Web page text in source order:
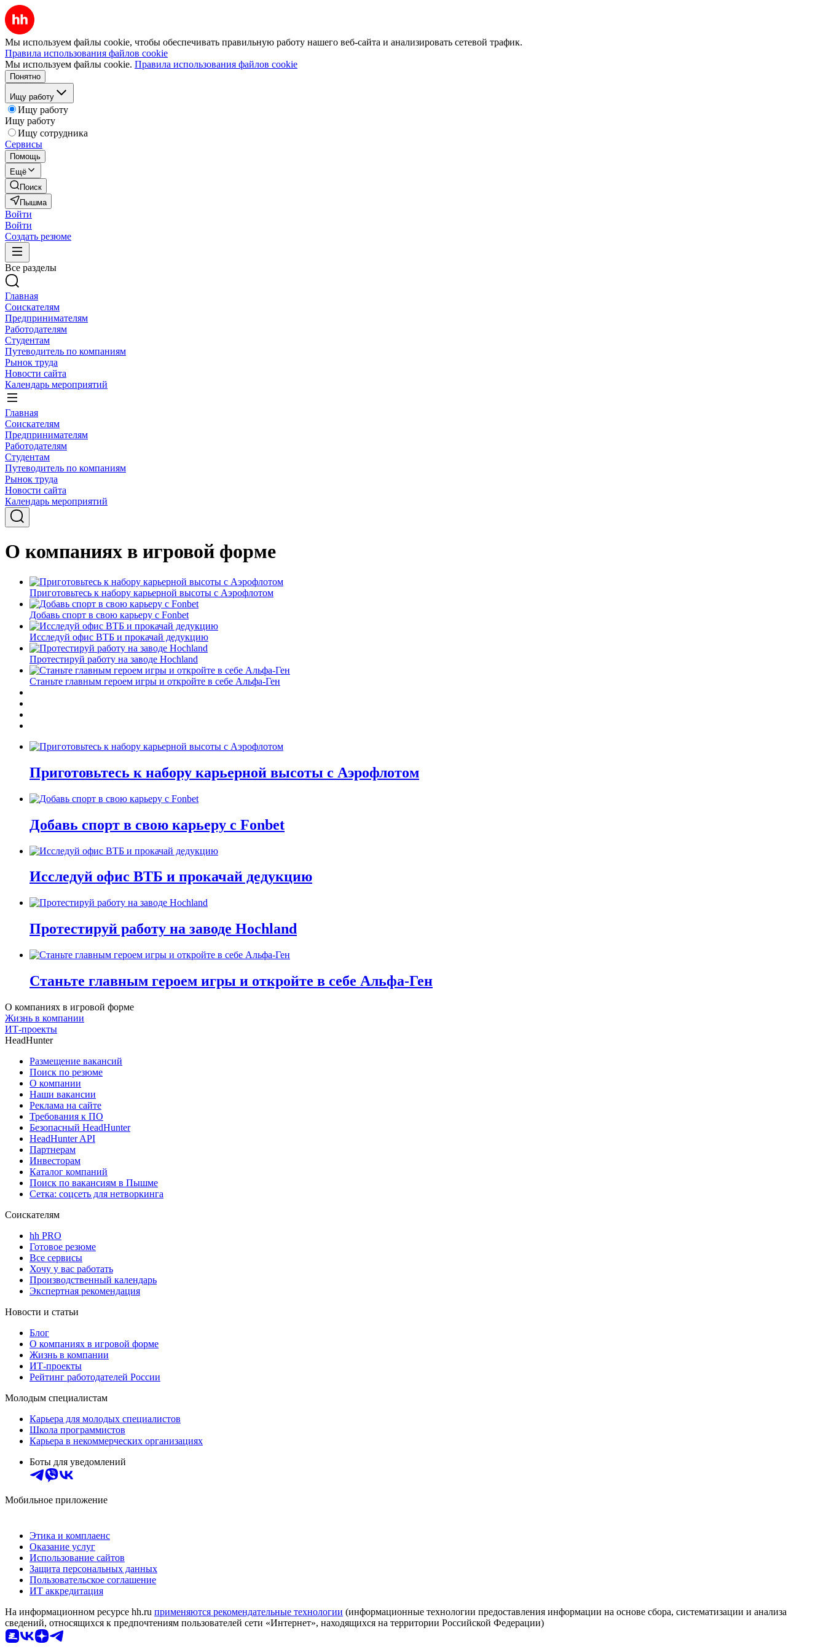
Мы используем файлы cookie, чтобы обеспечивать правильную работу нашего веб-сайта и анализировать сетевой трафик.
Правила использования файлов cookie
Мы используем файлы cookie. Правила использования файлов cookie
Понятно
Ищу работу
Ищу работу
Ищу работу
Ищу сотрудника
Сервисы
Помощь
Ещё
Поиск
Пышма
Войти
Войти
Создать резюме
Все разделы
Главная
Соискателям
Предпринимателям
Работодателям
Студентам
Путеводитель по компаниям
Рынок труда
Новости сайта
Календарь мероприятий
Главная
Соискателям
Предпринимателям
Работодателям
Студентам
Путеводитель по компаниям
Рынок труда
Новости сайта
Календарь мероприятий
О компаниях в игровой форме
Приготовьтесь к набору карьерной высоты с Аэрофлотом
Добавь спорт в свою карьеру с Fonbet
Исследуй офис ВТБ и прокачай дедукцию
Протестируй работу на заводе Hochland
Станьте главным героем игры и откройте в себе Альфа-Ген
Приготовьтесь к набору карьерной высоты с Аэрофлотом
Добавь спорт в свою карьеру с Fonbet
Исследуй офис ВТБ и прокачай дедукцию
Протестируй работу на заводе Hochland
Станьте главным героем игры и откройте в себе Альфа-Ген
О компаниях в игровой форме
Жизнь в компании
ИТ-проекты
HeadHunter
Размещение вакансий
Поиск по резюме
О компании
Наши вакансии
Реклама на сайте
Требования к ПО
Безопасный HeadHunter
HeadHunter API
Партнерам
Инвесторам
Каталог компаний
Поиск по вакансиям в Пышме
Сетка: соцсеть для нетворкинга
Соискателям
hh PRO
Готовое резюме
Все сервисы
Хочу у вас работать
Производственный календарь
Экспертная рекомендация
Новости и статьи
Блог
О компаниях в игровой форме
Жизнь в компании
ИТ-проекты
Рейтинг работодателей России
Молодым специалистам
Карьера для молодых специалистов
Школа программистов
Карьера в некоммерческих организациях
Боты для уведомлений
Мобильное приложение
Этика и комплаенс
Оказание услуг
Использование сайтов
Защита персональных данных
Пользовательское соглашение
ИТ аккредитация
На информационном ресурсе hh.ru применяются рекомендательные технологии (информационные технологии предоставления информации на основе сбора, систематизации и анализа
сведений, относящихся к предпочтениям пользователей сети «Интернет», находящихся на территории Российской Федерации)